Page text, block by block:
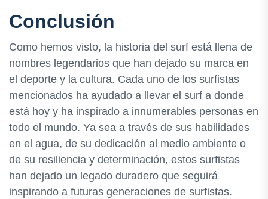
Conclusión
Como hemos visto, la historia del surf está llena de
nombres legendarios que han dejado su marca en
el deporte y la cultura. Cada uno de los surfistas
mencionados ha ayudado a llevar el surf a donde
está hoy y ha inspirado a innumerables personas en
todo el mundo. Ya sea a través de sus habilidades
en el agua, de su dedicación al medio ambiente o
de su resiliencia y determinación, estos surfistas
han dejado un legado duradero que seguirá
inspirando a futuras generaciones de surfistas.